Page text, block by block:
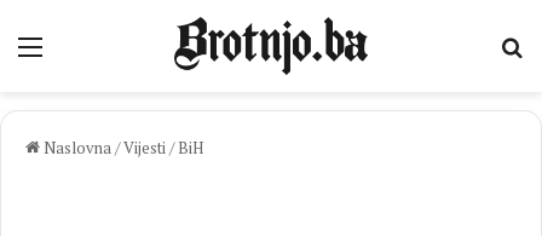
Izbornik
Naslovna/Vijesti/ BiH